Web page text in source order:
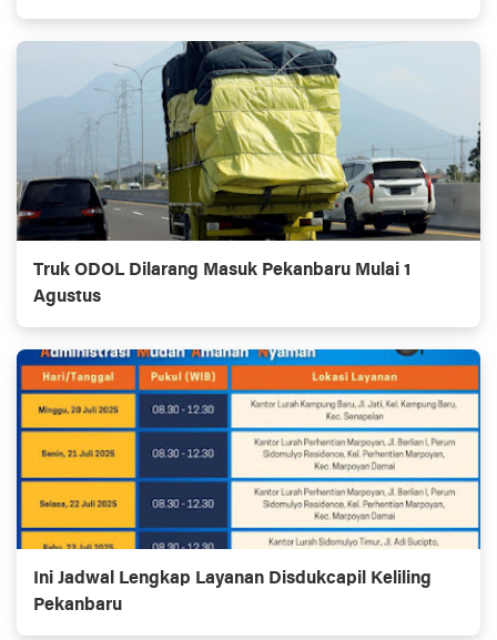
Truk ODOL Dilarang Masuk Pekanbaru Mulai 1
Agustus
Ini Jadwal Lengkap Layanan Disdukcapil Keliling
Pekanbaru